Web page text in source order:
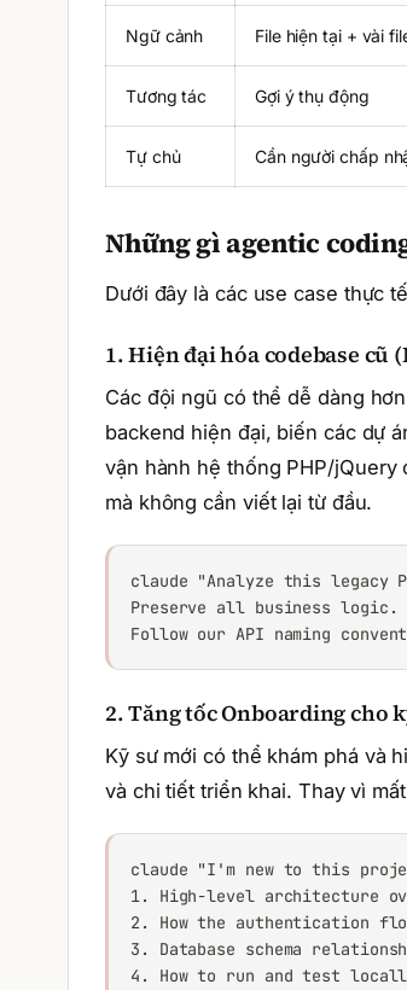
Ngữ cảnh File hiện tại + vài
Tương tác Gợi ý thụ động
Tự chủ Cần người chấp
Những gì agentic
Dưới đây là các use case thực
1. Hiện đại hóa codebase cũ
Các đội ngũ có thể dễ dàng
backend hiện đại, biến các dự
vận hành hệ thống PHP/
mà không cần viết lại từ đầu.
claude "Analyze this legacy
Preserve all business logic.
Follow our API naming
2. Tăng tốc Onboarding cho
Kỹ sư mới có thể khám phá và
và chi tiết triển khai. Thay vì
claude "I'm new to this
1. High-level architecture
2. How the authentication
3. Database schema
4. How to run and test